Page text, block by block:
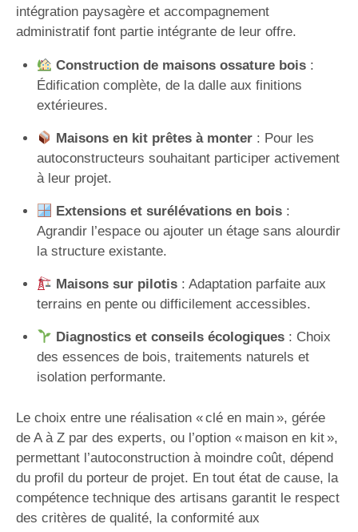
intégration paysagère et accompagnement
administratif font partie intégrante de leur offre.
Construction de maisons ossature bois:
Édification complète, de la dalle aux finitions
extérieures.
Maisons en kit prêtes à monter: Pour les
autoconstructeurs souhaitant participer activement
à leur projet.
Extensions et surélévations en bois:
Agrandir l’espace ou ajouter un étage sans alourdir
la structure existante.
Maisons sur pilotis: Adaptation parfaite aux
terrains en pente ou difficilement accessibles.
Diagnostics et conseils écologiques: Choix
des essences de bois, traitements naturels et
isolation performante.
Le choix entre une réalisation « clé en main », gérée
de A à Z par des experts, ou l’option « maison en kit »,
permettant l’autoconstruction à moindre coût, dépend
du profil du porteur de projet. En tout état de cause, la
compétence technique des artisans garantit le respect
des critères de qualité, la conformité aux